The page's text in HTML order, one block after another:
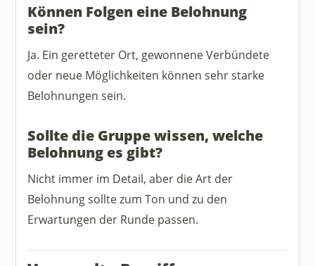
Können Folgen eine Belohnung
sein?
Ja. Ein geretteter Ort, gewonnene Verbündete
oder neue Möglichkeiten können sehr starke
Belohnungen sein.
Sollte die Gruppe wissen, welche
Belohnung es gibt?
Nicht immer im Detail, aber die Art der
Belohnung sollte zum Ton und zu den
Erwartungen der Runde passen.